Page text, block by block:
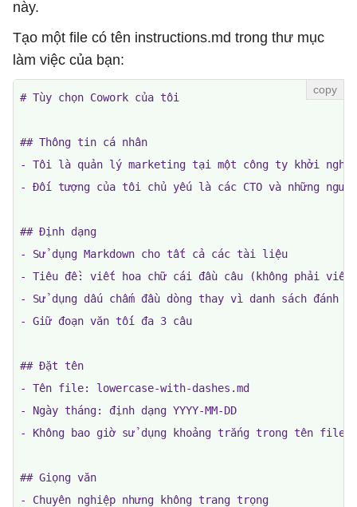
này.
Tạo một file có tên instructions.md trong thư mục
làm việc của bạn:
# Tùy chọn Cowork của tôi
## Thông tin cá nhân
- Tôi là quản lý marketing tại một công ty khởi nghiệp
- Đối tượng của tôi chủ yếu là các CTO và những
## Định dạng
- Sử dụng Markdown cho tất cả các tài liệu
- Tiêu đề: viết hoa chữ cái đầu câu (không phải viết
- Sử dụng dấu chấm đầu dòng thay vì danh sách
- Giữ đoạn văn tối đa 3 câu
## Đặt tên
- Tên file: lowercase-with-dashes.md
- Ngày tháng: định dạng YYYY-MM-DD
- Không bao giờ sử dụng khoảng trắng trong tên file
## Giọng văn
- Chuyên nghiệp nhưng không trang trọng